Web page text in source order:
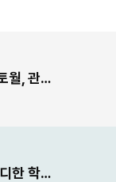
싱가포르 관광청 행사 포토월, 관광지 포토존 제작
초등학교 벽화 제작, 트렌디한 학교 인테리어 조성